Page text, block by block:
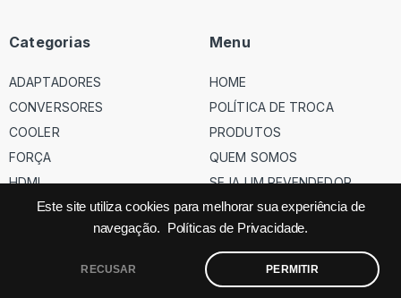
Este site utiliza cookies para melhorar sua experiência de
navegação.
Políticas de Privacidade.
RECUSAR PERMITIR
Categorias
ADAPTADORES
CONVERSORES
COOLER
FORÇA
HDMI
Menu
HOME
POLÍTICA DE TROCA
PRODUTOS
QUEM SOMOS
SEJA UM REVENDEDOR